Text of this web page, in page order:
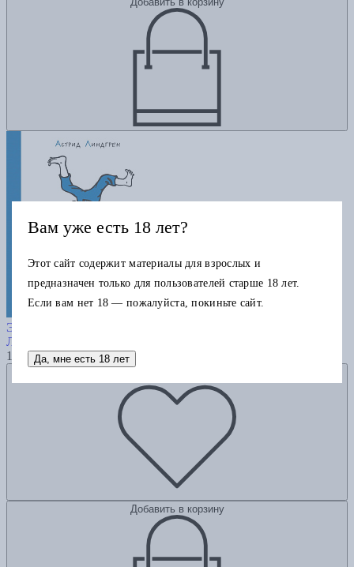
НЛК. Линдгрен А. Приключения
Эмиля из Лённеберги (илл. Б. Берга) (нов.оф.)
Линдгрен А.
1620
Добавить в корзину
Вам уже есть 18 лет?
Этот сайт содержит материалы для взрослых и
предназначен только для пользователей старше 18 лет.
Если вам нет 18 — пожалуйста, покиньте сайт.
Да, мне есть 18 лет